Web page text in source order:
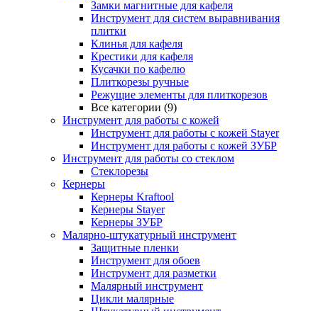
Замки магнитные для кафеля
Инструмент для систем выравнивания
плитки
Клинья для кафеля
Крестики для кафеля
Кусачки по кафелю
Плиткорезы ручные
Режущие элементы для плиткорезов
Все категории (9)
Инструмент для работы с кожей
Инструмент для работы с кожей Stayer
Инструмент для работы с кожей ЗУБР
Инструмент для работы со стеклом
Стеклорезы
Кернеры
Кернеры Kraftool
Кернеры Stayer
Кернеры ЗУБР
Малярно-штукатурный инструмент
Защитные пленки
Инструмент для обоев
Инструмент для разметки
Малярный инструмент
Цикли малярные